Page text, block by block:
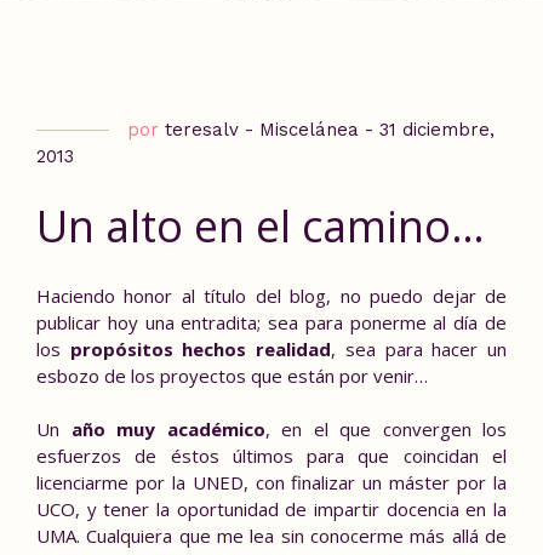
por teresalv - Miscelánea - 31 diciembre,
2013
Un alto en el camino…
Haciendo honor al título del blog, no puedo dejar de
publicar hoy una entradita; sea para ponerme al día de
los propósitos hechos realidad, sea para hacer un
esbozo de los proyectos que están por venir…
Un año muy académico, en el que convergen los
esfuerzos de éstos últimos para que coincidan el
licenciarme por la UNED, con finalizar un máster por la
UCO, y tener la oportunidad de impartir docencia en la
UMA. Cualquiera que me lea sin conocerme más allá de